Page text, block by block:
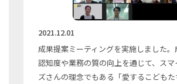
2021.12.01
成果提案ミーティングを実施しました。
認知度や業務の質の向上を通じて、スマ
ズさんの理念でもある「愛するこどもた